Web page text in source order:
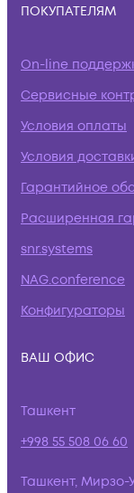
ПОКУПАТЕЛЯМ
On-line
Сервисные
Условия оплаты
Условия
Гарантийное
Расширенная
snr.systems
NAG.conference
Конфигураторы
ВАШ ОФИС
Ташкент
+998 55 508 06 60
Ташкент, Мирзо-